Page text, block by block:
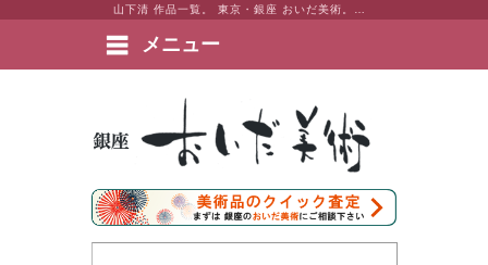
メニュー
絵画など美術品の販売と買取 | 東京・銀座 おいだ美術